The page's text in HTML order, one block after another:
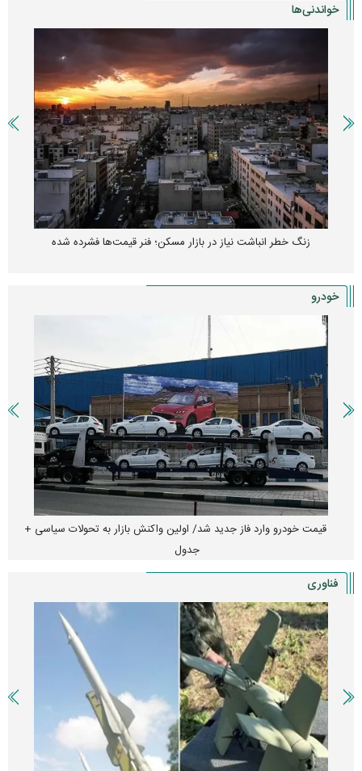
خواندنی‌ها
زنگ خطر انباشت نیاز در بازار مسکن؛ فنر قیمت‌ها فشرده شده
خودرو
قیمت خودرو وارد فاز جدید شد/ اولین واکنش بازار به تحولات سیاسی +
جدول
فناوری